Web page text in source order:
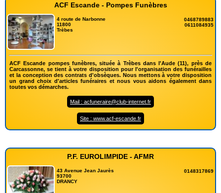
ACF Escande - Pompes Funèbres
4 route de Narbonne
11800
Trèbes
0468789883
0611084935
ACF Escande pompes funèbres, située à Trèbes dans l'Aude (11), près de
Carcassonne, se tient à votre disposition pour l'organisation des funérailles
et la conception des contrats d'obsèques. Nous mettons à votre disposition
un grand choix d'articles funéraires et nous vous aidons également dans
toutes vos démarches.
Mail : acfuneraire@club-internet.fr
Site : www.acf-escande.fr
P.F. EUROLIMPIDE - AFMR
43 Avenue Jean Jaurès
93700
DRANCY
0148317869